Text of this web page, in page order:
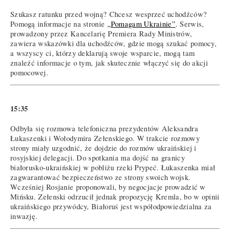
Szukasz ratunku przed wojną? Chcesz wesprzeć uchodźców?
Pomogą informacje na stronie „Pomagam Ukrainie”. Serwis,
prowadzony przez Kancelarię Premiera Rady Ministrów,
zawiera wskazówki dla uchodźców, gdzie mogą szukać pomocy,
a wszyscy ci, którzy deklarują swoje wsparcie, mogą tam
znaleźć informacje o tym, jak skutecznie włączyć się do akcji
pomocowej.
15:35
Odbyła się rozmowa telefoniczna prezydentów Aleksandra
Łukaszenki i Wołodymira Zełenskiego. W trakcie rozmowy
strony miały uzgodnić, że dojdzie do rozmów ukraińskiej i
rosyjskiej delegacji. Do spotkania ma dojść na granicy
białorusko-ukraińskiej w pobliżu rzeki Prypeć. Łukaszenka miał
zagwarantować bezpieczeństwo ze strony swoich wojsk.
Wcześniej Rosjanie proponowali, by negocjacje prowadzić w
Mińsku. Zełenski odrzucił jednak propozycję Kremla, bo w opinii
ukraińskiego przywódcy, Białoruś jest współodpowiedzialna za
inwazję.